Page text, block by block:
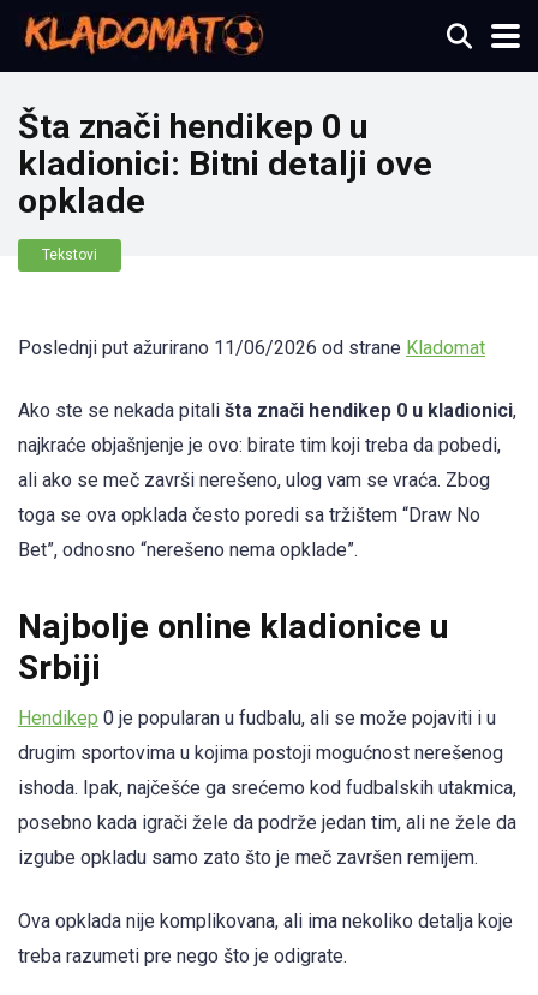
Šta znači hendikep 0 u
kladionici: Bitni detalji ove
opklade
Tekstovi
Poslednji put ažurirano 11/06/2026 od strane Kladomat
Ako ste se nekada pitali šta znači hendikep 0 u kladionici,
najkraće objašnjenje je ovo: birate tim koji treba da pobedi,
ali ako se meč završi nerešeno, ulog vam se vraća. Zbog
toga se ova opklada često poredi sa tržištem “Draw No
Bet”, odnosno “nerešeno nema opklade”.
Najbolje online kladionice u
Srbiji
Hendikep 0 je popularan u fudbalu, ali se može pojaviti i u
drugim sportovima u kojima postoji mogućnost nerešenog
ishoda. Ipak, najčešće ga srećemo kod fudbalskih utakmica,
posebno kada igrači žele da podrže jedan tim, ali ne žele da
izgube opkladu samo zato što je meč završen remijem.
Ova opklada nije komplikovana, ali ima nekoliko detalja koje
treba razumeti pre nego što je odigrate.